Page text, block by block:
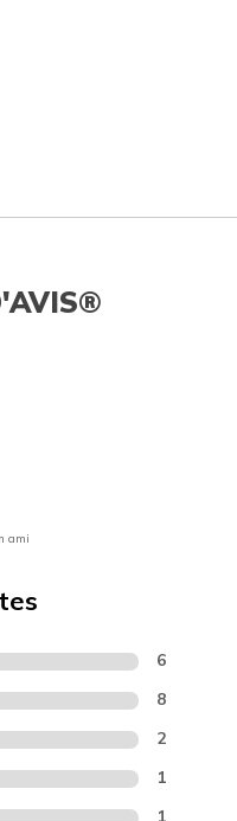
ami
6
8
2
1
1